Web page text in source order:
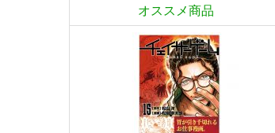
オススメ商品